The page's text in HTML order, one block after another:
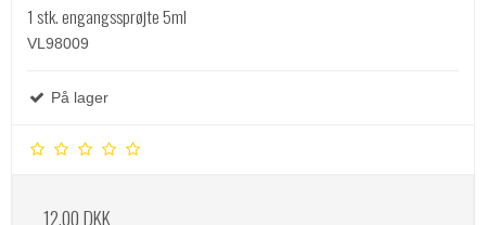
1 stk. engangssprøjte 5ml
VL98009
På lager
12,00 DKK